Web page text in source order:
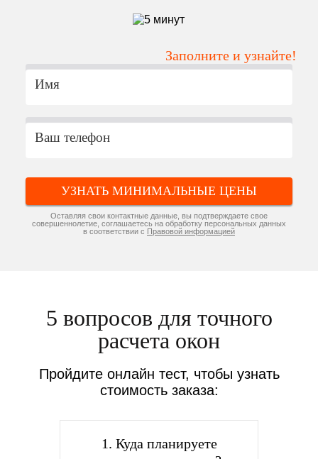
Заполните и узнайте!
УЗНАТЬ МИНИМАЛЬНЫЕ ЦЕНЫ
Оставляя свои контактные данные, вы подтверждаете свое
совершеннолетие, соглашаетесь на обработку персональных данных
в соответствии с Правовой информацией
5 вопросов для точного
расчета окон
Пройдите онлайн тест, чтобы узнать
стоимость заказа:
1. Куда планируете